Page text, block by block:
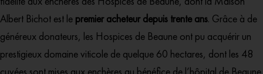
Albert Bichot est le premier acheteur depuis trente ans. Grâce à de
généreux donateurs, les Hospices de Beaune ont pu acquérir un
prestigieux domaine viticole de quelque 60 hectares, dont les 48
cuvées sont mises aux enchères au bénéfice de l’hôpital de Beaune